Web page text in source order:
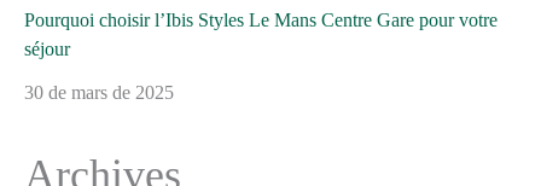
Pourquoi choisir l’Ibis Styles Le Mans Centre Gare pour votre
séjour
30 de mars de 2025
Archives